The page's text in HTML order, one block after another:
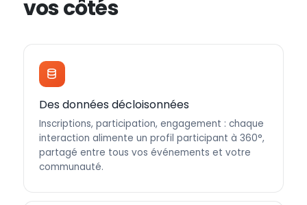
vos côtés
Des données décloisonnées
Inscriptions, participation, engagement : chaque
interaction alimente un profil participant à 360°,
partagé entre tous vos événements et votre
communauté.